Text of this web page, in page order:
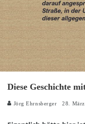
Diese Geschichte
Jörg Ehrnsberger 28.